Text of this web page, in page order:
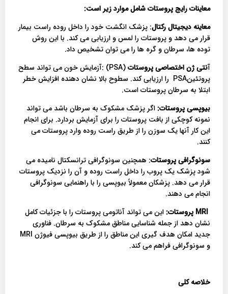
معاینات رایج پروستات شامل موارد زیر است:
معاینه دیجیتال رکتال: پزشک انگشت خود را داخل روده راست بیمار
قرار می دهد و پروستات را لمس و ارزیابی می کند. با این روش
توده ها، سرطان و گره ها را می توان تشخیص داد.
آنتی ژن اختصاصی پروستات
(PSA) :آزمایش خون می تواند سطح
پروتئینPSA را ارزیابی کند. سطوح بالا نشان دهنده افزایش خطر
ابتلا به سرطان پروستات است.
بیوپسی پروستات: اگر پزشک مشکوک به سرطان باشد می تواند
نمونه کوچکی از بافت پروستات را برای آزمایش بردارد. برای انجام
این کار آنها یک سوزن را از طریق راست روده وارد پروستات می
کنند.
سونوگرافی پروستات: همچنین سونوگرافی ترانسکتال نامیده می
شود پزشک یک پروب را داخل راست روده و آن را نزدیک پروستات
قرار می دهد. پزشکان معمولاً بیوپسی را با راهنمایی سونوگرافی
انجام می دهند.
MRI پروستات: این می تواند آناتومی پروستات را با جزئیات کامل
نشان دهد از جمله شناسایی مناطق مشکوک به سرطان. فناوری
جدید امکان هدف گیری این مناطق را از طریق بیوپسی فیوژن MRI
و سونوگرافی فراهم می کند.
خلاصه کلی